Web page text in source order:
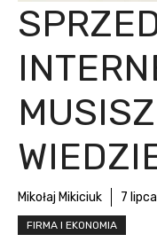
MUSISZ
Mikołaj Mikiciuk 7
FIRMA I EKONOMIA